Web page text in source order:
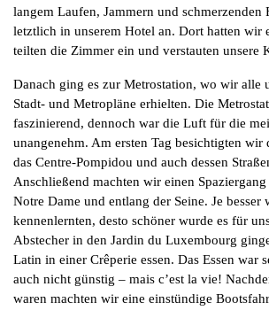
langem Laufen, Jammern und schmerzenden
letztlich in unserem Hotel an. Dort hatten wir
teilten die Zimmer ein und verstauten unsere
Danach ging es zur Metrostation, wo wir alle
Stadt- und Metropläne erhielten. Die
faszinierend, dennoch war die Luft für die
unangenehm. Am ersten Tag besichtigten wir
das Centre-Pompidou und auch dessen
Anschließend machten wir einen
Notre Dame und entlang der Seine. Je besser
kennenlernten, desto schöner wurde es für
Abstecher in den Jardin du Luxembourg
Latin in einer Crêperie essen. Das Essen war
auch nicht günstig – mais c’est la vie!
waren machten wir eine einstündige